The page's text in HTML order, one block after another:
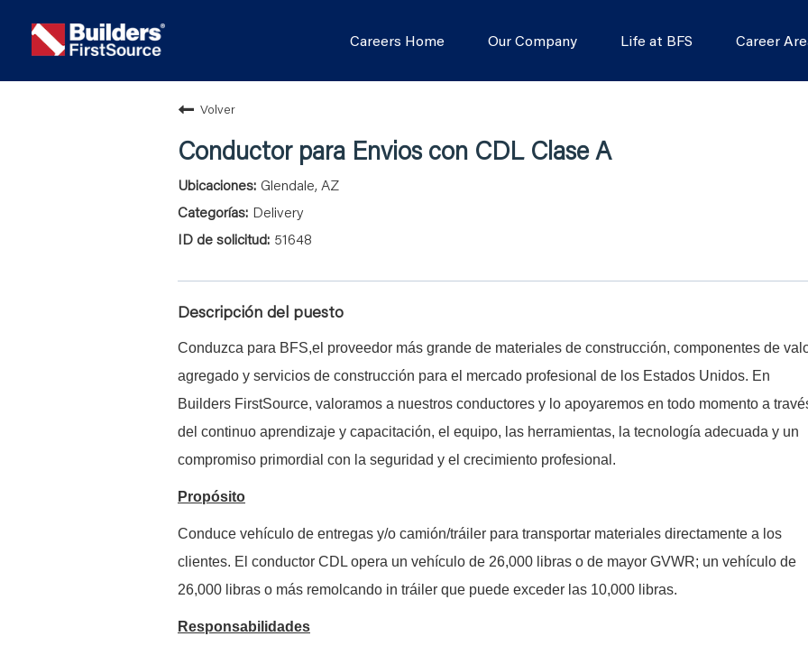
Careers Home Our Company Life at BFS Career
Volver
Conductor para Envios con CDL Clase A
Glendale, AZ
Delivery
51648
Descripción del puesto
Conduzca para BFS,el proveedor más grande de materiales de construcción, componentes de
agregado y servicios de construcción para el mercado profesional de los Estados Unidos. En
Builders FirstSource, valoramos a nuestros conductores y lo apoyaremos en todo momento a
del continuo aprendizaje y capacitación, el equipo, las herramientas, la tecnología adecuada y un
compromiso primordial con la seguridad y el crecimiento profesional.
Propósito
Conduce vehículo de entregas y/o camión/tráiler para transportar materiales directamente a los
clientes. El conductor CDL opera un vehículo de 26,000 libras o de mayor GVWR; un vehículo de
26,000 libras o más remolcando in tráiler que puede exceder las 10,000 libras.
Responsabilidades